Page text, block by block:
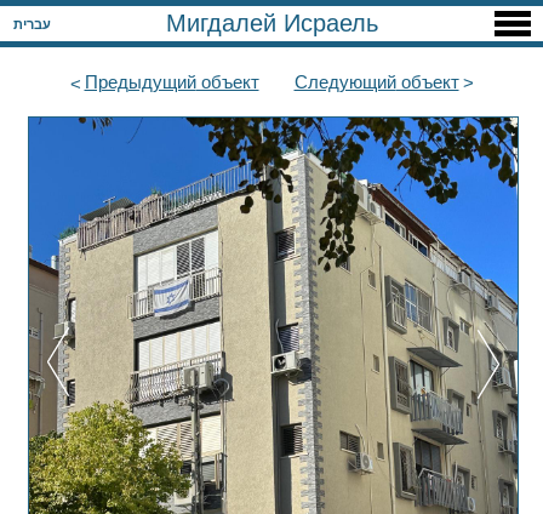
עברית Мигдалей Исраель
Предыдущийобъект Следующийобъект